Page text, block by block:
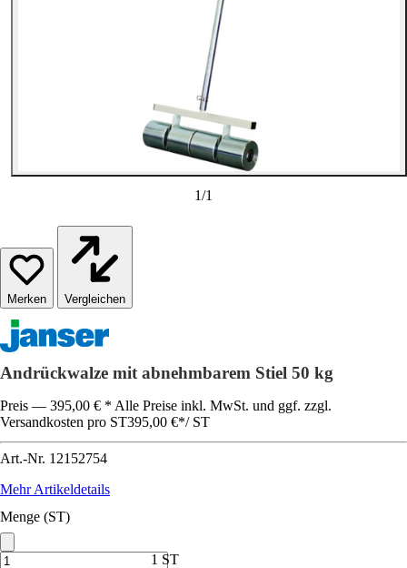
1/1
Vergleichen
Andrückwalze mit abnehmbarem Stiel 50 kg
Preis — 395,00 € * Alle Preise inkl. MwSt. und ggf. zzgl.
Versandkosten pro ST395,00 €*/ ST
Art.-Nr. 12152754
Mehr Artikeldetails
Menge (ST)
1 ST